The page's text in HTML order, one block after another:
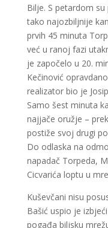
Bilje. S petardom
tako najozbiljnije
prvih 45 minuta
već u ranoj fazi
je započelo u 20.
Kečinović
realizator bio je
Samo šest minuta
najjače oružje –
postiže svoj drugi
Do odlaska na
napadač Torpeda,
Cicvarića loptu u
Kuševčani nisu
Bašić uspio je
pogađa biljsku